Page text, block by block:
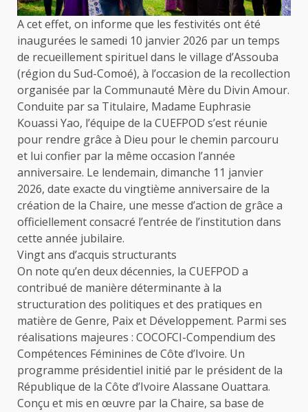
A cet effet, on informe que les festivités ont été
inaugurées le samedi 10 janvier 2026 par un temps
de recueillement spirituel dans le village d’Assouba
(région du Sud-Comoé), à l’occasion de la recollection
organisée par la Communauté Mère du Divin Amour.
Conduite par sa Titulaire, Madame Euphrasie
Kouassi Yao, l’équipe de la CUEFPOD s’est réunie
pour rendre grâce à Dieu pour le chemin parcouru
et lui confier par la même occasion l’année
anniversaire. Le lendemain, dimanche 11 janvier
2026, date exacte du vingtième anniversaire de la
création de la Chaire, une messe d’action de grâce a
officiellement consacré l’entrée de l’institution dans
cette année jubilaire.
Vingt ans d’acquis structurants
On note qu’en deux décennies, la CUEFPOD a
contribué de manière déterminante à la
structuration des politiques et des pratiques en
matière de Genre, Paix et Développement. Parmi ses
réalisations majeures : COCOFCI-Compendium des
Compétences Féminines de Côte d’Ivoire. Un
programme présidentiel initié par le président de la
République de la Côte d’Ivoire Alassane Ouattara.
Conçu et mis en œuvre par la Chaire, sa base de